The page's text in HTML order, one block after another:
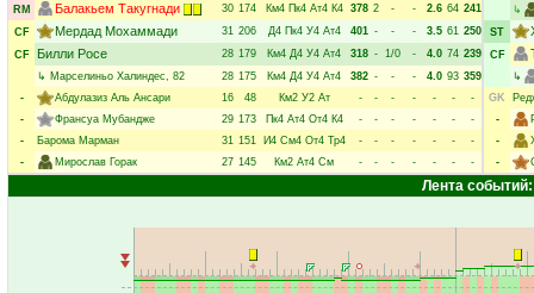
RM
Балакьем Такугнади 30 174 Км4 Пк4 Ат4 К4 378 2 - - 2.6 64 241
CF
Мердад Мохаммади 31 206 Д4 Пк4 У4 Ат4 401 - - - 3.5 61 250
CF
Билли Росе 28 179 Км4 Д4 У4 Ат4 318 - 1/0 - 4.0 74 239
↳ Марселиньо Халиндес, 82 28 175 Км4 Д4 У4 Ат4 382 - - - 4.0 93 359
-
Абдулазиз Аль Ансари 16 48 Км2 У2 Ат - - - - - -
-
-
Франсуа Мубандже 29 173 Пк4 Ат4 От4 К4 - - - - - -
-
-
Барома Марман 31 151 И4 См4 От4 Тр4 - - - - - -
-
-
Мирослав Горак 27 145 Км2 Ат4 См - - - - - - -
↳
ST
CF
↳
GK
-
-
-
Лента событий: